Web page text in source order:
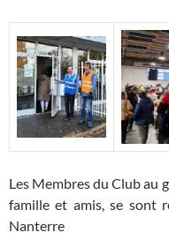
Les Membres du Club au
famille et amis, se sont
Nanterre